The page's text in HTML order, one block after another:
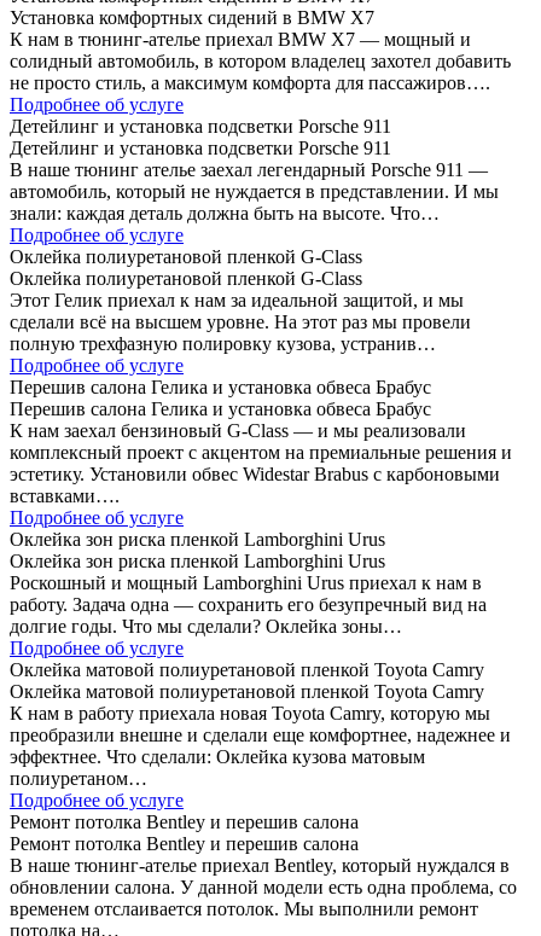
Установка комфортных сидений в BMW X7
К нам в тюнинг-ателье приехал BMW X7 — мощный и
солидный автомобиль, в котором владелец захотел добавить
не просто стиль, а максимум комфорта для пассажиров….
Подробнее об услуге
Детейлинг и установка подсветки Porsche 911
Детейлинг и установка подсветки Porsche 911
В наше тюнинг ателье заехал легендарный Porsche 911 —
автомобиль, который не нуждается в представлении. И мы
знали: каждая деталь должна быть на высоте. Что…
Подробнее об услуге
Оклейка полиуретановой пленкой G-Class
Оклейка полиуретановой пленкой G-Class
Этот Гелик приехал к нам за идеальной защитой, и мы
сделали всё на высшем уровне. На этот раз мы провели
полную трехфазную полировку кузова, устранив…
Подробнее об услуге
Перешив салона Гелика и установка обвеса Брабус
Перешив салона Гелика и установка обвеса Брабус
К нам заехал бензиновый G-Class — и мы реализовали
комплексный проект с акцентом на премиальные решения и
эстетику. Установили обвес Widestar Brabus с карбоновыми
вставками….
Подробнее об услуге
Оклейка зон риска пленкой Lamborghini Urus
Оклейка зон риска пленкой Lamborghini Urus
Роскошный и мощный Lamborghini Urus приехал к нам в
работу. Задача одна — сохранить его безупречный вид на
долгие годы. Что мы сделали? Оклейка зоны…
Подробнее об услуге
Оклейка матовой полиуретановой пленкой Toyota Camry
Оклейка матовой полиуретановой пленкой Toyota Camry
К нам в работу приехала новая Toyota Camry, которую мы
преобразили внешне и сделали еще комфортнее, надежнее и
эффектнее. Что сделали: Оклейка кузова матовым
полиуретаном…
Подробнее об услуге
Ремонт потолка Bentley и перешив салона
Ремонт потолка Bentley и перешив салона
В наше тюнинг-ателье приехал Bentley, который нуждался в
обновлении салона. У данной модели есть одна проблема, со
временем отслаивается потолок. Мы выполнили ремонт
потолка на…